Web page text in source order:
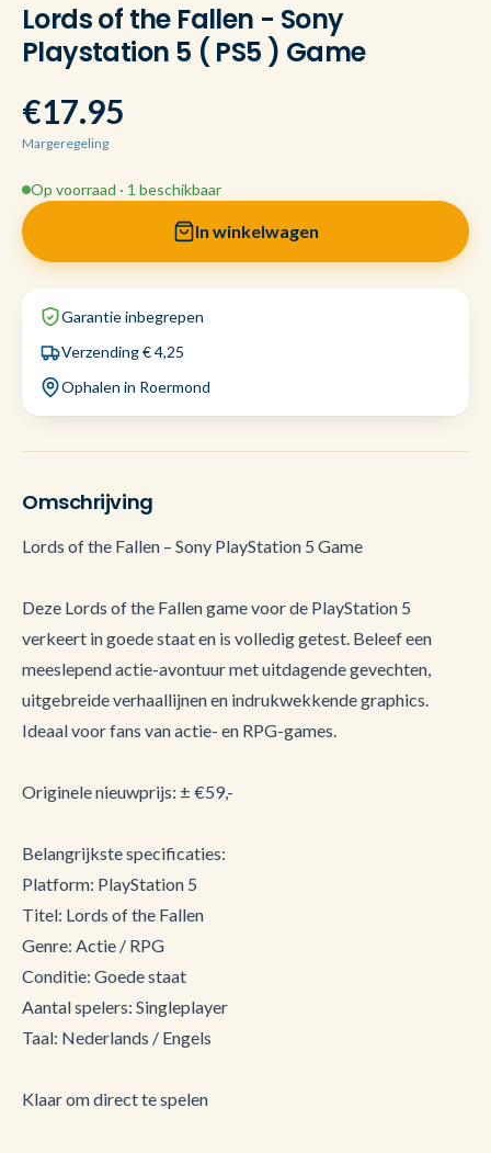
Lords of the Fallen - Sony
Playstation 5 ( PS5 ) Game
€17.95
Margeregeling
Op voorraad · 1 beschikbaar
In winkelwagen
Garantie inbegrepen
Verzending € 4,25
Ophalen in Roermond
Omschrijving
Lords of the Fallen – Sony PlayStation 5 Game
Deze Lords of the Fallen game voor de PlayStation 5
verkeert in goede staat en is volledig getest. Beleef een
meeslepend actie-avontuur met uitdagende gevechten,
uitgebreide verhaallijnen en indrukwekkende graphics.
Ideaal voor fans van actie- en RPG-games.
Originele nieuwprijs: ± €59,-
Belangrijkste specificaties:
Platform: PlayStation 5
Titel: Lords of the Fallen
Genre: Actie / RPG
Conditie: Goede staat
Aantal spelers: Singleplayer
Taal: Nederlands / Engels
Klaar om direct te spelen